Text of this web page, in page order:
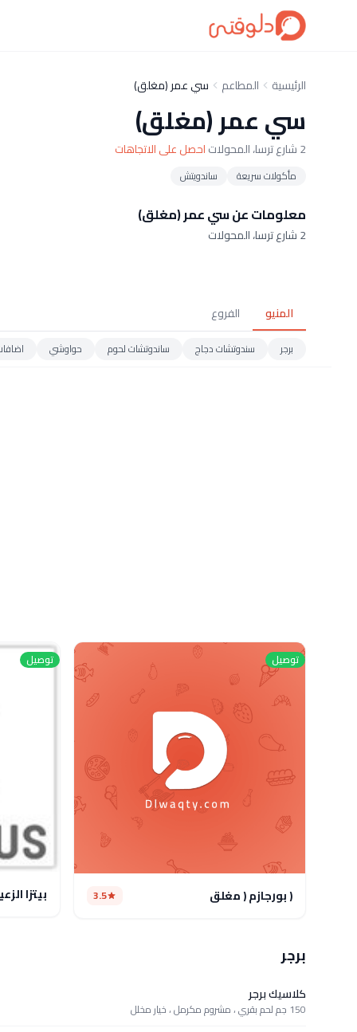
الرئيسية المطاعم سي عمر (مغلق)
سي عمر (مغلق)
2 شارع ترسا، المحولات احصل على الاتجاهات
مأكولات سريعة ساندويتش
معلومات عن سي عمر (مغلق)
2 شارع ترسا، المحولات
المنيو الفروع
برجر سندوتشات دجاج ساندوتشات لحوم حواوشي
توصيل
( بورجازم ( مغلق 3.5
توصيل
بيتزا
برجر
كلاسيك برجر
150 جم لحم بقري ، مشروم مكرمل ، خيار مخلل